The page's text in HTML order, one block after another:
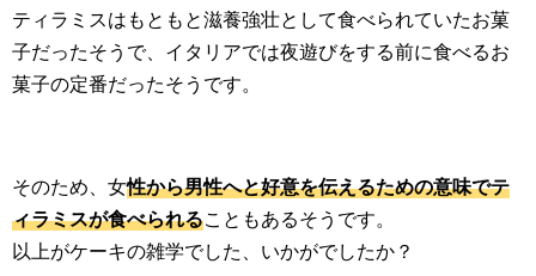
ティラミスはもともと滋養強壮として食べられていたお菓
子だったそうで、イタリアでは夜遊びをする前に食べるお
菓子の定番だったそうです。
そのため、女性から男性へと好意を伝えるための意味でテ
ィラミスが食べられることもあるそうです。
以上がケーキの雑学でした、いかがでしたか？